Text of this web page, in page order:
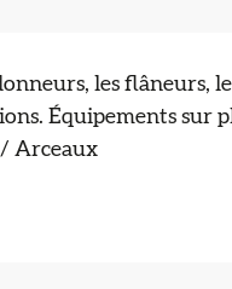
les flâneurs,
Équipements sur
/ Arceaux